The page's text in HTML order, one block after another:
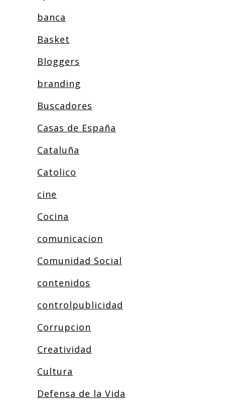
banca
Basket
Bloggers
branding
Buscadores
Casas de España
Cataluña
Catolico
cine
Cocina
comunicacion
Comunidad Social
contenidos
controlpublicidad
Corrupcion
Creatividad
Cultura
Defensa de la Vida